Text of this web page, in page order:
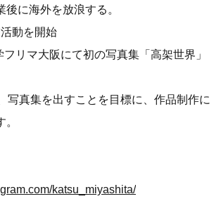
に海外を放浪する。
動を開始
リマ大阪にて初の写真集「高架世界」
写真集を出すことを目標に、作品制作に
katsu_miyashita/